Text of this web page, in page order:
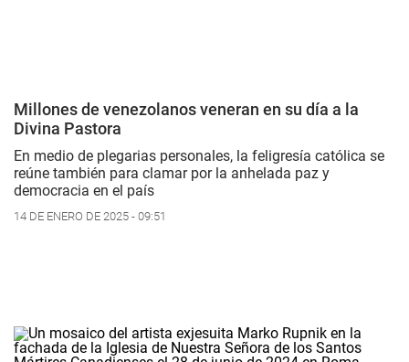
Millones de venezolanos veneran en su día a la
Divina Pastora
En medio de plegarias personales, la feligresía católica se
reúne también para clamar por la anhelada paz y
democracia en el país
14 DE ENERO DE 2025 - 09:51